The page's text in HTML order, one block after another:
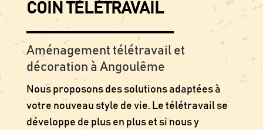
COIN TÉLÉTRAVAIL
Aménagement télétravail et
décoration à Angoulême
Nous proposons des solutions adaptées à
votre nouveau style de vie. Le télétravail se
développe de plus en plus et si nous y